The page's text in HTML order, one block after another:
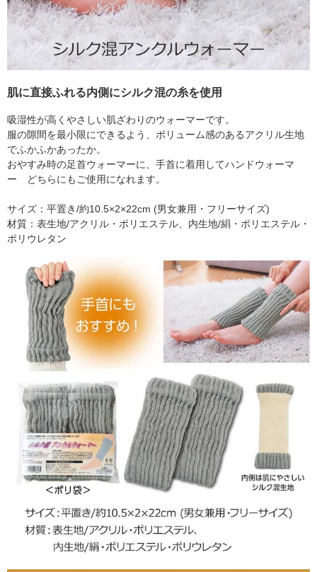
肌に直接ふれる内側にシルク混の糸を使用
吸湿性が高くやさしい肌ざわりのウォーマーです。
服の隙間を最小限にできるよう、ボリューム感のあるアクリル生地
でふかふかあったか。
おやすみ時の足首ウォーマーに、手首に着用してハンドウォーマ
ー どちらにもご使用になれます。
サイズ：平置き/約10.5×2×22cm (男女兼用・フリーサイズ)
材質：表生地/アクリル・ポリエステル、内生地/絹・ポリエステル・
ポリウレタン